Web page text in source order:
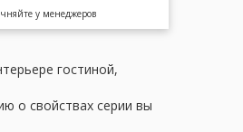
у менеджеров
гостиной,
о свойствах серии вы